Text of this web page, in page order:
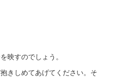
映すのでしょう。
きしめてあげてください。そ